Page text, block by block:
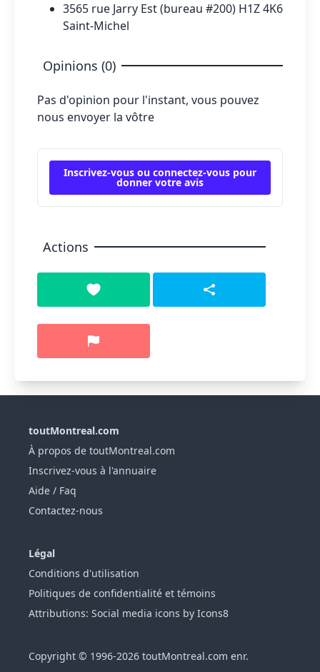
3565 rue Jarry Est (bureau #200) H1Z 4K6
Saint-Michel
Opinions (0)
Pas d'opinion pour l'instant, vous pouvez
nous envoyer la vôtre
Inscrivez-vous ou connectez-vous pour
donner votre avis
Actions
toutMontreal.com
À propos de toutMontreal.com
Inscrivez-vous à l'annuaire
Aide / Faq
Contactez-nous
Légal
Conditions d'utilisation
Politiques de confidentialité et témoins
Attributions: Social media icons by Icons8
Copyright © 1996-2026 toutMontreal.com enr.